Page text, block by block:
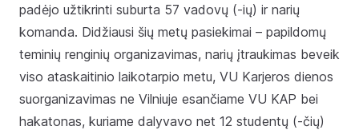
padėjo užtikrinti suburta 57 vadovų (-ių) ir narių
komanda. Didžiausi šių metų pasiekimai – papildomų
teminių renginių organizavimas, narių įtraukimas beveik
viso ataskaitinio laikotarpio metu, VU Karjeros dienos
suorganizavimas ne Vilniuje esančiame VU KAP bei
hakatonas, kuriame dalyvavo net 12 studentų (-čių)